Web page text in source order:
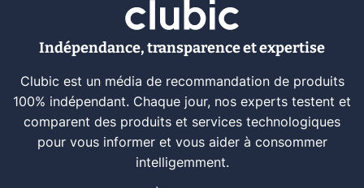
Indépendance, transparence et expertise
Clubic est un média de recommandation de produits
100% indépendant. Chaque jour, nos experts testent et
comparent des produits et services technologiques
pour vous informer et vous aider à consommer
intelligemment.